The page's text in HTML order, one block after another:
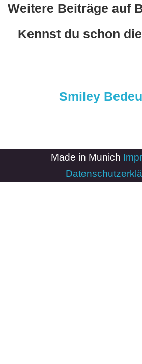
Weitere Beiträge auf
Kennst du schon
Smiley
Made in Munich